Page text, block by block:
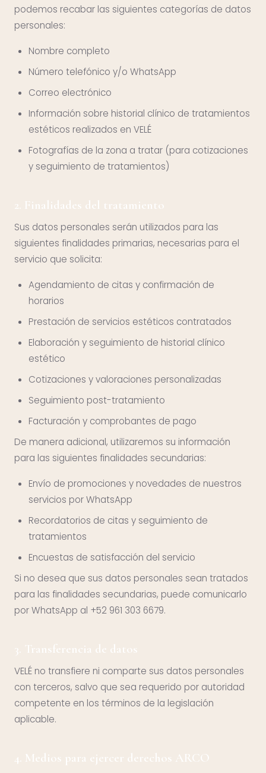
podemos recabar las siguientes categorías de datos
personales:
Nombre completo
Número telefónico y/o WhatsApp
Correo electrónico
Información sobre historial clínico de tratamientos
estéticos realizados en VELÉ
Fotografías de la zona a tratar (para cotizaciones
y seguimiento de tratamientos)
2. Finalidades del tratamiento
Sus datos personales serán utilizados para las
siguientes finalidades primarias, necesarias para el
servicio que solicita:
Agendamiento de citas y confirmación de
horarios
Prestación de servicios estéticos contratados
Elaboración y seguimiento de historial clínico
estético
Cotizaciones y valoraciones personalizadas
Seguimiento post-tratamiento
Facturación y comprobantes de pago
De manera adicional, utilizaremos su información
para las siguientes finalidades secundarias:
Envío de promociones y novedades de nuestros
servicios por WhatsApp
Recordatorios de citas y seguimiento de
tratamientos
Encuestas de satisfacción del servicio
Si no desea que sus datos personales sean tratados
para las finalidades secundarias, puede comunicarlo
por WhatsApp al +52 961 303 6679.
3. Transferencia de datos
VELÉ no transfiere ni comparte sus datos personales
con terceros, salvo que sea requerido por autoridad
competente en los términos de la legislación
aplicable.
4. Medios para ejercer derechos ARCO